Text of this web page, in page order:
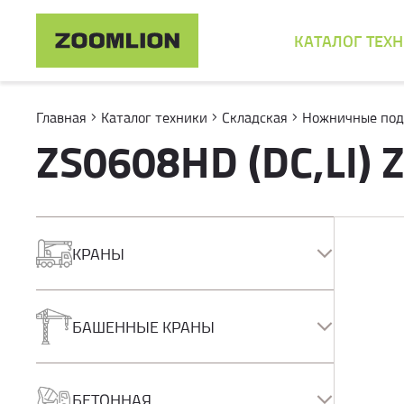
КАТАЛОГ
Главная Каталог техники Складская Ножничные
ZS0608HD (DC,LI)
КРАНЫ
Короткобазные краны
Гусеничные краны
КМУ
БАШЕННЫЕ КРАНЫ